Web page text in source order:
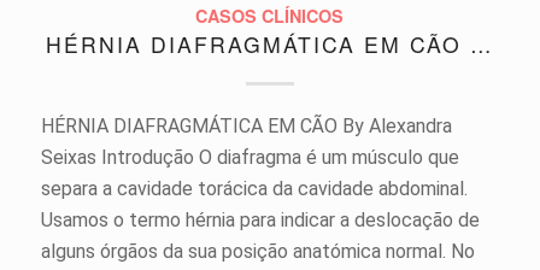
CASOS CLÍNICOS
HÉRNIA DIAFRAGMÁTICA EM CÃO …
HÉRNIA DIAFRAGMÁTICA EM CÃO By Alexandra
Seixas Introdução O diafragma é um músculo que
separa a cavidade torácica da cavidade abdominal.
Usamos o termo hérnia para indicar a deslocação de
alguns órgãos da sua posição anatómica normal. No